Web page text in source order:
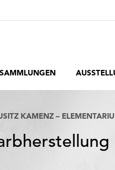
SAMMLUNGEN
KAMENZ –